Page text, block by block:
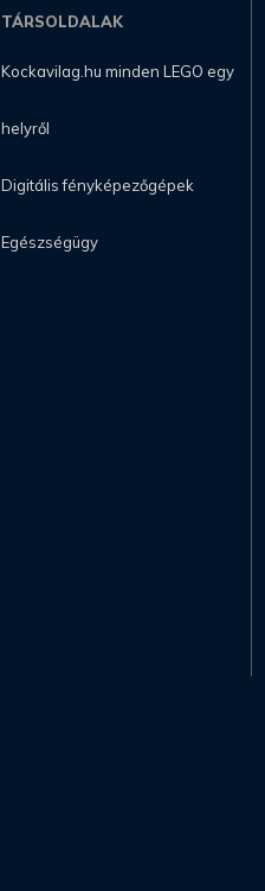
TÁRSOLDALAK
Kockavilag.hu minden LEGO egy
helyről
Digitális fényképezőgépek
Egészségügy